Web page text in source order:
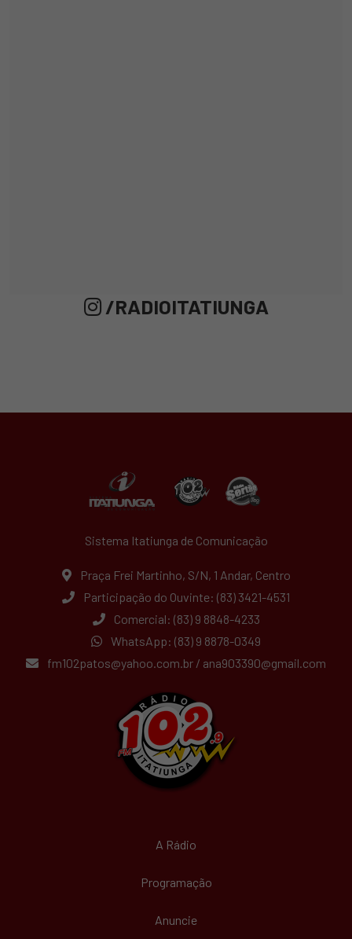
/RADIOITATIUNGA
Sistema Itatiunga de Comunicação
Praça Frei Martinho, S/N, 1 Andar, Centro
Participação do Ouvinte: (83) 3421-4531
Comercial: (83) 9 8848-4233
WhatsApp: (83) 9 8878-0349
fm102patos@yahoo.com.br / ana903390@gmail.com
A Rádio
Programação
Anuncie